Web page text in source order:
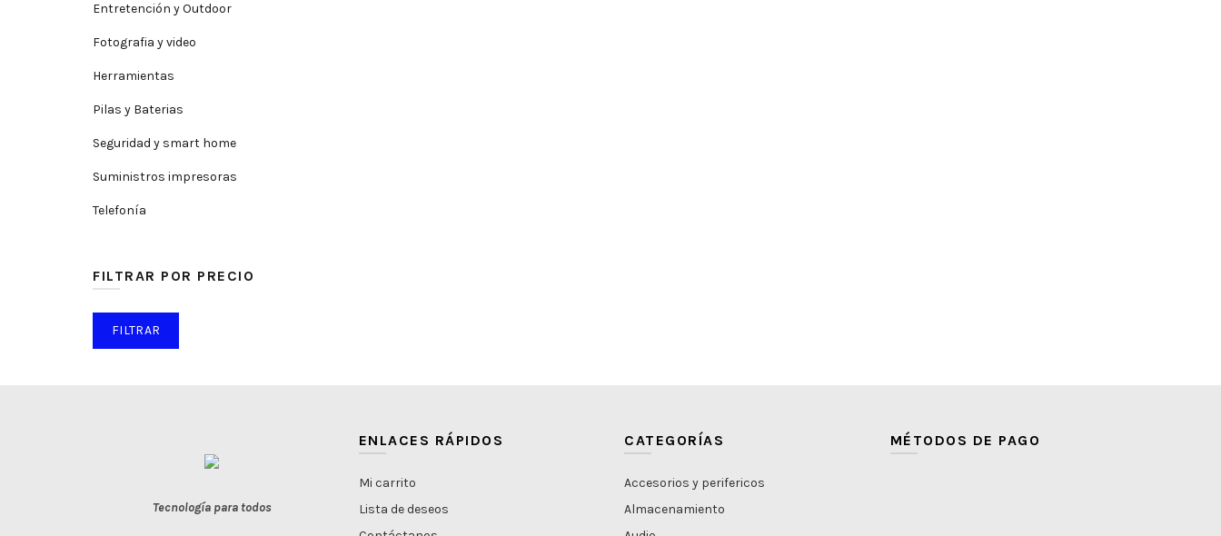
Entretención y Outdoor
Fotografia y video
Herramientas
Pilas y Baterias
Seguridad y smart home
Suministros impresoras
Telefonía
FILTRAR POR PRECIO
Precio
PrecioFILTRAR
Tecnología para todos
ENLACES RÁPIDOS
Mi carrito
Lista de deseos
CATEGORÍAS
Accesorios y perifericos
Almacenamiento
MÉTODOS DE PAGO